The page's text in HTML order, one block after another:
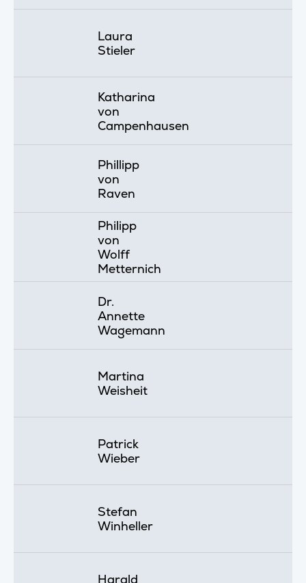
Laura
Stieler
Katharina
von
Campenhausen
Phillipp
von
Raven
Philipp
von
Wolff
Metternich
Dr.
Annette
Wagemann
Martina
Weisheit
Patrick
Wieber
Stefan
Winheller
Harald